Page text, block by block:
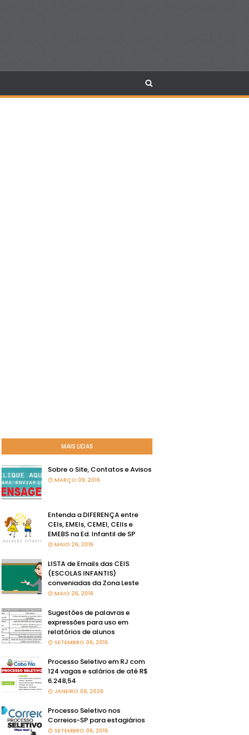
MAIS LIDAS
Sobre o Site, Contatos e Avisos
MARÇO 09, 2016
Entenda a DIFERENÇA entre
CEIs, EMEIs, CEMEI, CEIIs e
EMEBS na Ed. Infantil de SP
MAIO 26, 2016
LISTA de Emails das CEIS
(ESCOLAS INFANTIS)
conveniadas da Zona Leste
MAIO 26, 2016
Sugestões de palavras e
expressões para uso em
relatórios de alunos
SETEMBRO 06, 2016
Processo Seletivo em RJ com
124 vagas e salários de até R$
6.248,54
JANEIRO 09, 2026
Processo Seletivo nos
Correios-SP para estagiários
SETEMBRO 06, 2016